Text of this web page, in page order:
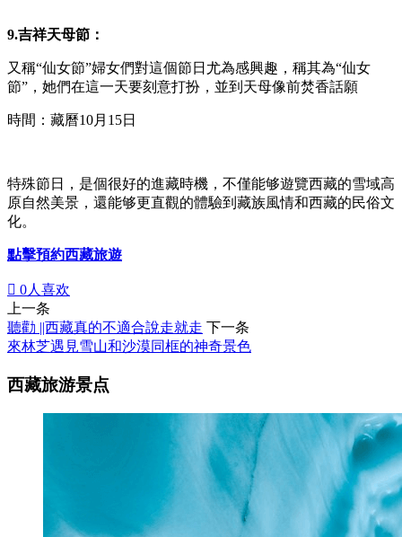
9.吉祥天母節：
又稱“仙女節”婦女們對這個節日尤為感興趣，稱其為“仙女
節”，她們在這一天要刻意打扮，並到天母像前焚香話願
時間：藏曆10月15日
特殊節日，是個很好的進藏時機，不僅能够遊覽西藏的雪域高
原自然美景，還能够更直觀的體驗到藏族風情和西藏的民俗文
化。
點擊預約西藏旅遊
 0人喜欢
上一条
聽勸 ||西藏真的不適合說走就走 下一条
來林芝遇見雪山和沙漠同框的神奇景色
西藏旅游景点